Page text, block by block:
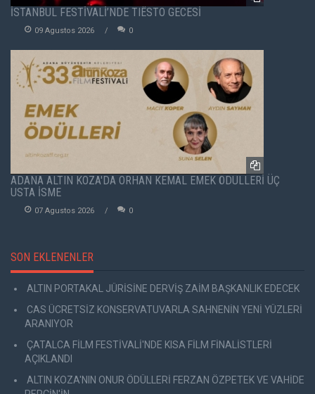
İSTANBUL FESTİVALİ’NDE TIËSTO GECESİ
09 Agustos 2026 0
ADANA ALTIN KOZA'DA ORHAN KEMAL EMEK ÖDÜLLERİ ÜÇ
USTA İSME
07 Agustos 2026 0
SON EKLENENLER
ALTIN PORTAKAL JÜRİSİNE DERVİŞ ZAİM BAŞKANLIK EDECEK
CAS ÜCRETSİZ KONSERVATUVARLA SAHNENİN YENİ YÜZLERİ
ARANIYOR
ÇATALCA FİLM FESTİVALİ'NDE KISA FİLM FİNALİSTLERİ
AÇIKLANDI
ALTIN KOZA'NIN ONUR ÖDÜLLERİ FERZAN ÖZPETEK VE VAHİDE